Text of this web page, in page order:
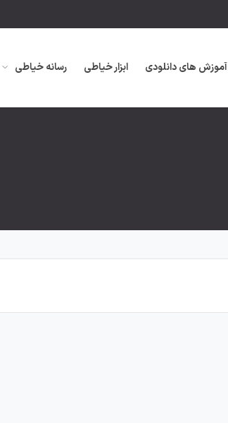
آموزش های دانلودی ابزار خیاطی رسانه خیاطی